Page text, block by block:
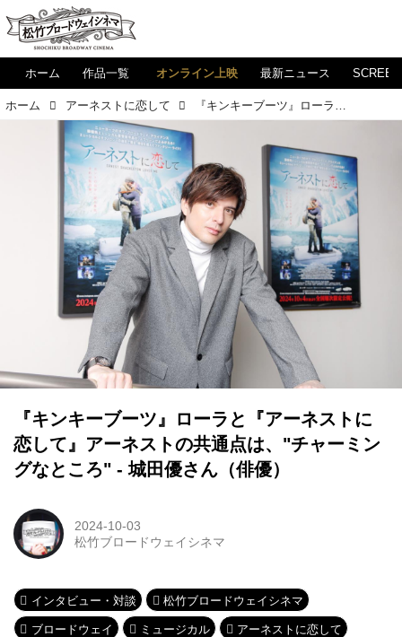
ホーム 作品一覧 オンライン上映 最新ニュース
ホーム アーネストに恋して 『キンキーブーツ』ローラと『アーネストに恋して』アーネストの共通点は、"チャーミングなところ" - 城田優さん（俳優）
『キンキーブーツ』ローラと『アーネストに
恋して』アーネストの共通点は、"チャーミン
グなところ" - 城田優さん（俳優）
2024-10-03
松竹ブロードウェイシネマ
インタビュー・対談 松竹ブロードウェイシネマ
ブロードウェイ ミュージカル アーネストに恋して